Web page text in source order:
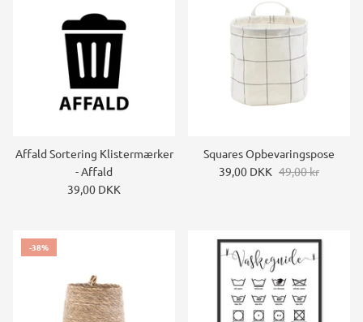
Affald Sortering Klistermærker
- Affald
39,00 DKK
Squares Opbevaringspose
39,00 DKK 49,00 kr
-38%